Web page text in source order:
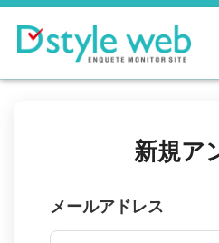
新規ア
メールアドレス